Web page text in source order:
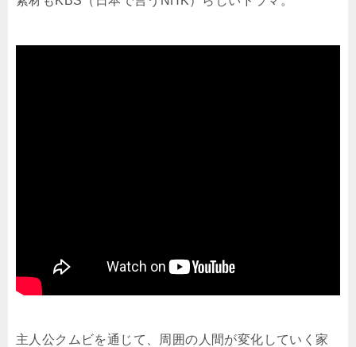
主人公クムビを通じて、周囲の人間が変化していく家